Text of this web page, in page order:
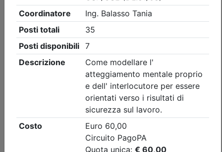
Data:11/09/2026
Crediti:0 cfp
Durata:0 ore
Iscrizioni:dal 27/07/2026 al 03/09/2026
Tipologia:evento itinerante
Allegati
Note
- professionisti appartenenti all'Ordine organizzatore
Posti disponibili:
Iscrizione